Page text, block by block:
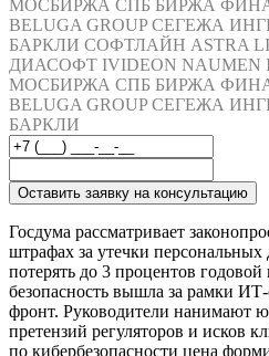
МОСБИРЖА СПБ БИРЖА
BELUGA GROUP СЕГЕЖА
БАРКЛИ СОФТЛАЙН ASTRA
ДИАСОФТ IVIDEON NAUMEN
МОСБИРЖА СПБ БИРЖА
BELUGA GROUP СЕГЕЖА
БАРКЛИ
Оставить заявку на консультацию
Госдума рассматривает
штрафах за утечки
потерять до 3 процентов
безопасность вышла за рамки
фронт. Руководители нанимают
претензий регуляторов и исков
по кибербезопасности цена